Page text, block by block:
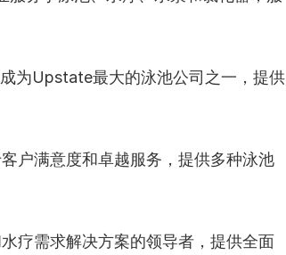
为Upstate最大的泳池公司之一，提供
户满意度和卓越服务，提供多种泳池
水疗需求解决方案的领导者，提供全面